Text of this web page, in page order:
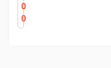
Ắ
M
X
0
0